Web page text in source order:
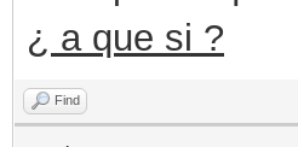
¿ a que si ?
Find